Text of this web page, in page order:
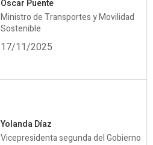
Óscar Puente
Ministro de Transportes y Movilidad
Sostenible
17/11/2025
Yolanda Díaz
Vicepresidenta segunda del Gobierno